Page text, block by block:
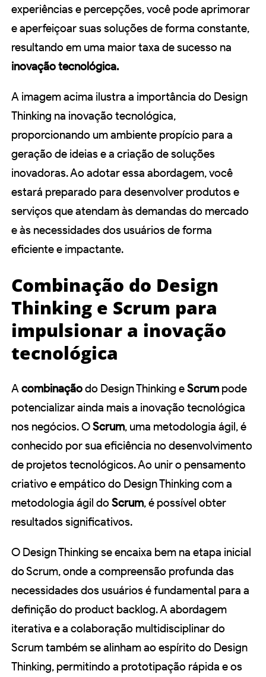
experiências e percepções, você pode aprimorar
e aperfeiçoar suas soluções de forma constante,
resultando em uma maior taxa de sucesso na
inovação tecnológica.
A imagem acima ilustra a importância do Design
Thinking na inovação tecnológica,
proporcionando um ambiente propício para a
geração de ideias e a criação de soluções
inovadoras. Ao adotar essa abordagem, você
estará preparado para desenvolver produtos e
serviços que atendam às demandas do mercado
e às necessidades dos usuários de forma
eficiente e impactante.
Combinação do Design
Thinking e Scrum para
impulsionar a inovação
tecnológica
Acombinaçãodo Design Thinking eScrum pode
potencializar ainda mais a inovação tecnológica
nos negócios. OScrum, uma metodologia ágil, é
conhecido por sua eficiência no desenvolvimento
de projetos tecnológicos. Ao unir o pensamento
criativo e empático do Design Thinking com a
metodologia ágil do Scrum, é possível obter
resultados significativos.
O Design Thinking se encaixa bem na etapa inicial
do Scrum, onde a compreensão profunda das
necessidades dos usuários é fundamental para a
definição do product backlog. A abordagem
iterativa e a colaboração multidisciplinar do
Scrum também se alinham ao espírito do Design
Thinking, permitindo a prototipação rápida e os